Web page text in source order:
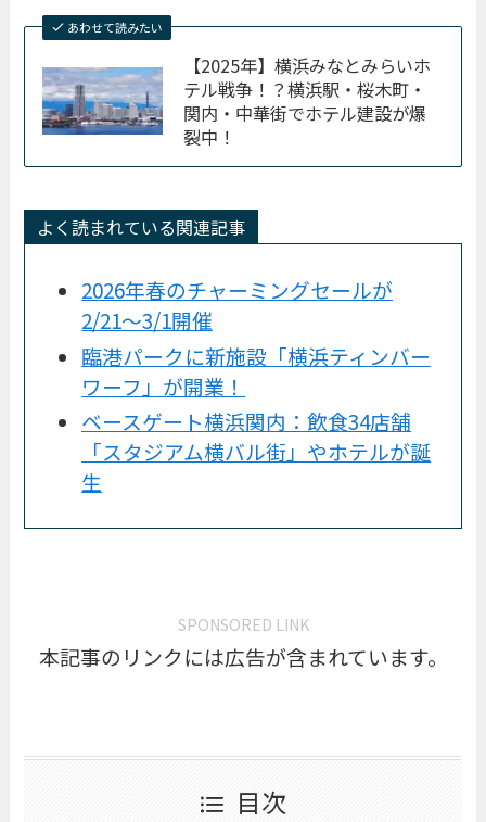
あわせて読みたい
【2025年】横浜みなとみらいホ
テル戦争！？横浜駅・桜木町・
関内・中華街でホテル建設が爆
裂中！
よく読まれている関連記事
2026年春のチャーミングセールが
2/21〜3/1開催
臨港パークに新施設「横浜ティンバー
ワーフ」が開業！
ベースゲート横浜関内：飲食34店舗
「スタジアム横バル街」やホテルが誕
生
SPONSORED LINK
本記事のリンクには広告が含まれています。
目次